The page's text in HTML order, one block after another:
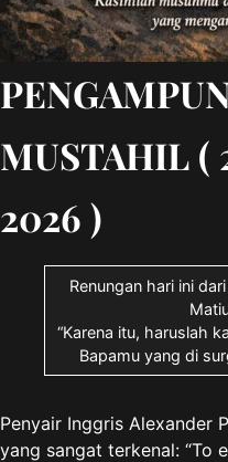
MUSTAHIL (
2026 )
Renungan hari ini
“Karena itu, haruslah
Bapamu yang di
Penyair Inggris Alexander
yang sangat terkenal: “To